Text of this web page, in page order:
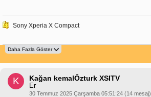
Sony Xperia X Compact
K Kağan kemalÖzturk XSITV
Er
30 Temmuz 2025 Çarşamba 05:51:24 (14 mesaj)